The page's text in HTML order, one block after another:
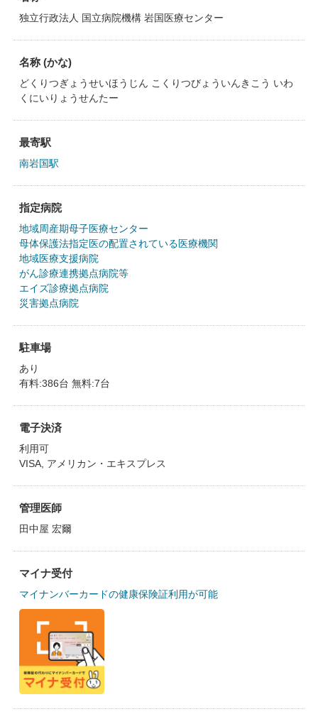
独立行政法人 国立病院機構 岩国医療センター
名称 (かな)
どくりつぎょうせいほうじん こくりつびょういんきこう いわ
くにいりょうせんたー
最寄駅
南岩国駅
指定病院
地域周産期母子医療センター
母体保護法指定医の配置されている医療機関
地域医療支援病院
がん診療連携拠点病院等
エイズ診療拠点病院
災害拠点病院
駐車場
あり
有料:386台 無料:7台
電子決済
利用可
VISA, アメリカン・エキスプレス
管理医師
田中屋 宏爾
マイナ受付
マイナンバーカードの健康保険証利用が可能